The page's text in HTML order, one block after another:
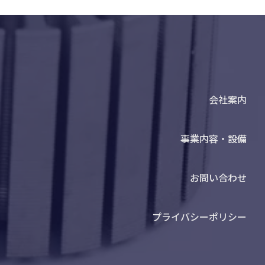
会社案内
事業内容・設備
お問い合わせ
プライバシーポリシー